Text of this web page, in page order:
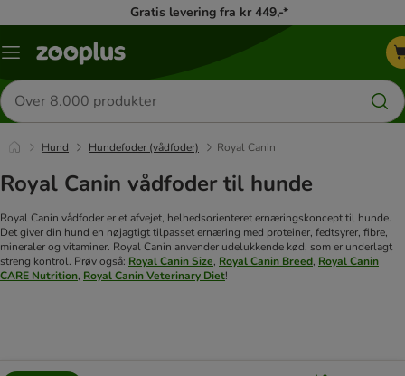
Gratis levering fra kr 449,-*
Menu
Søg
efter
produkter
Hund Hundefoder (vådfoder) Royal Canin
Royal Canin vådfoder til hunde
Royal Canin vådfoder er et afvejet, helhedsorienteret ernæringskoncept til hunde.
Det giver din hund en nøjagtigt tilpasset ernæring med proteiner, fedtsyrer, fibre,
mineraler og vitaminer. Royal Canin anvender udelukkende kød, som er underlagt
streng kontrol. Prøv også: Royal Canin Size, Royal Canin Breed, Royal Canin
CARE Nutrition, Royal Canin Veterinary Diet!